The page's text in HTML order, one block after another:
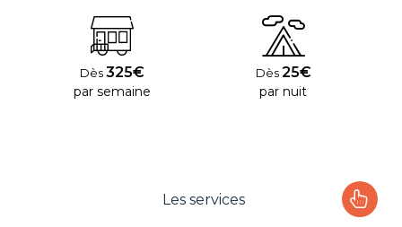
Dès325€
par semaine
Dès25€
par nuit
Les services